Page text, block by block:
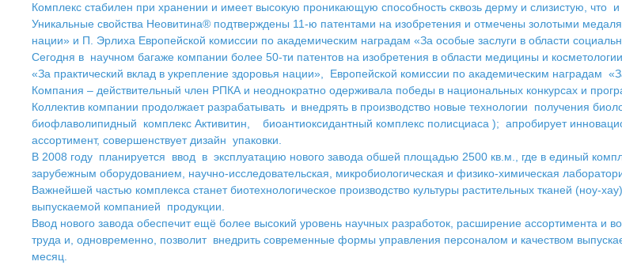
Комплекс стабилен при хранении и имеет высокую проникающую способность сквозь дерму и слизистую, что
Уникальные свойства Неовитина® подтверждены 11-ю патентами на изобретения и отмечены золотыми
нации» и П. Эрлиха Европейской комиссии по академическим наградам «За особые заслуги в области
Сегодня в научном багаже компании более 50-ти патентов на изобретения в области медицины и
«За практический вклад в укрепление здоровья нации», Европейской комиссии по академическим наградам
Компания – действительный член РПКА и неоднократно одерживала победы в национальных конкурсах и
Коллектив компании продолжает разрабатывать и внедрять в производство новые технологии получения
биофлаволипидный комплекс Активитин, биоантиоксидантный комплекс полисциаса ); апробирует
ассортимент, совершенствует дизайн упаковки.
В 2008 году планируется ввод в эксплуатацию нового завода обшей площадью 2500 кв.м., где в единый
зарубежным оборудованием, научно-исследовательская, микробиологическая и физико-химическая
Важнейшей частью комплекса станет биотехнологическое производство культуры растительных тканей
выпускаемой компанией продукции.
Ввод нового завода обеспечит ещё более высокий уровень научных разработок, расширение ассортимента и
труда и, одновременно, позволит внедрить современные формы управления персоналом и качеством
месяц.